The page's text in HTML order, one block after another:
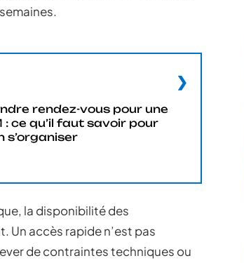
rendez-vous pour une
: ce qu’il faut savoir pour
s’organiser
la disponibilité des
Un accès rapide n’est pas
de contraintes techniques ou